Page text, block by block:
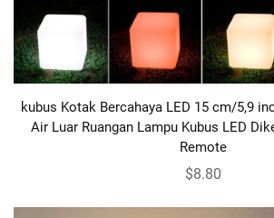
kubus Kotak Bercahaya LED 15 cm/5,9
Air Luar Ruangan Lampu Kubus LED
Remote
$8.80